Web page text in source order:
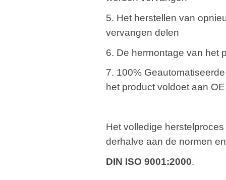
5. Het herstellen van
vervangen delen
6. De hermontage van het
7. 100%
het product voldoet aan
Het volledige
derhalve aan de normen
DIN ISO 9001:2000.